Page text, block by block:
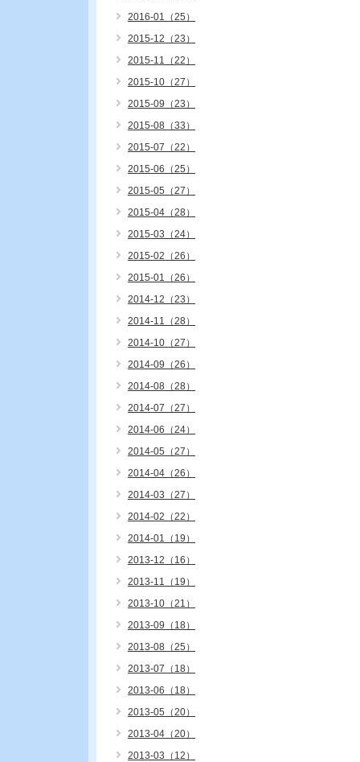
2016-01（25）
2015-12（23）
2015-11（22）
2015-10（27）
2015-09（23）
2015-08（33）
2015-07（22）
2015-06（25）
2015-05（27）
2015-04（28）
2015-03（24）
2015-02（26）
2015-01（26）
2014-12（23）
2014-11（28）
2014-10（27）
2014-09（26）
2014-08（28）
2014-07（27）
2014-06（24）
2014-05（27）
2014-04（26）
2014-03（27）
2014-02（22）
2014-01（19）
2013-12（16）
2013-11（19）
2013-10（21）
2013-09（18）
2013-08（25）
2013-07（18）
2013-06（18）
2013-05（20）
2013-04（20）
2013-03（12）